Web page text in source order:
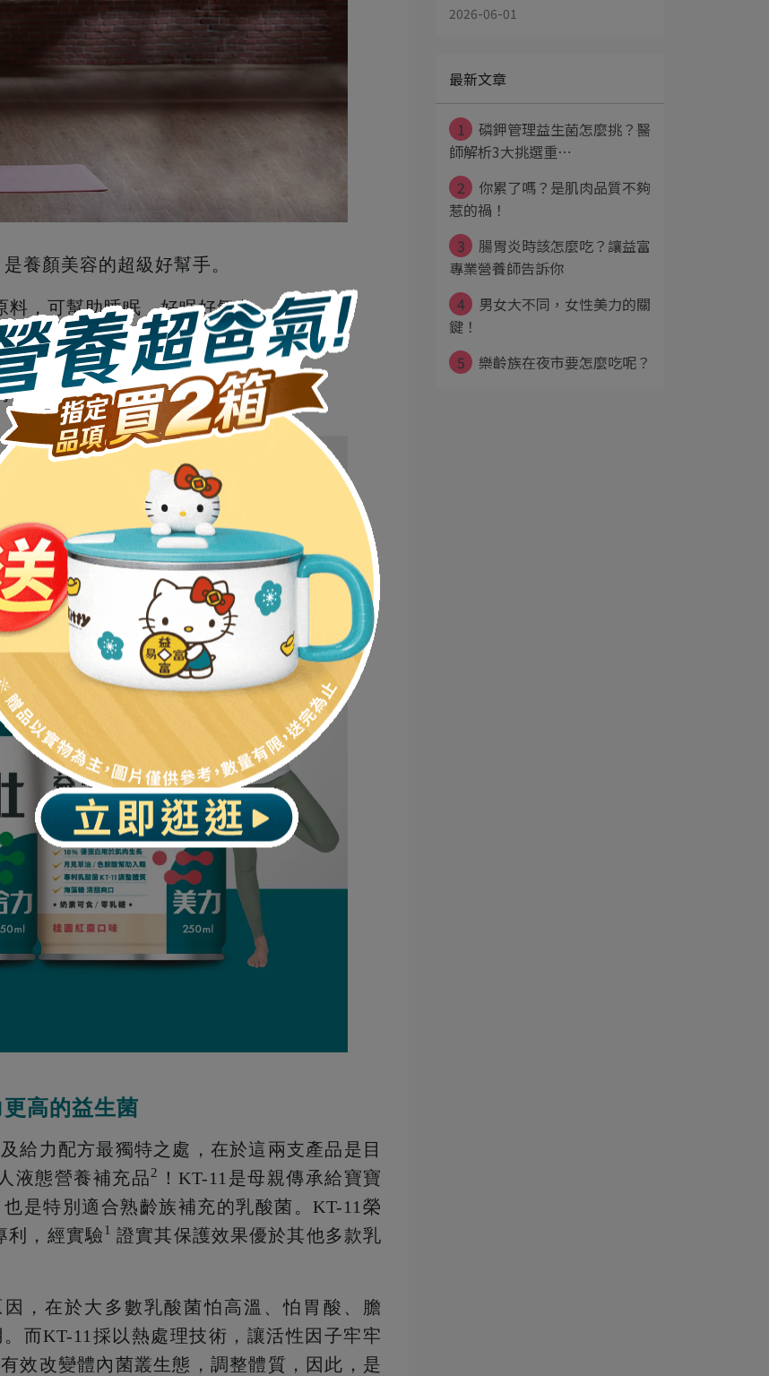
養顏美容的超級好幫手。
，可幫助睡眠，好眠好氣色。
活品質。
好，以桂圓紅棗獨家口味溫潤滋補。
高的益生菌
給力配方最獨特之處，在於這兩支產品是目
液態營養補充品2
！KT-11是母親傳承給寶寶
是特別適合熟齡族補充的乳酸菌。KT-11榮
利，經實驗1證實其保護效果優於其他多款乳
，在於大多數乳酸菌怕高溫、怕胃酸、膽
而KT-11採以熱處理技術，讓活性因子牢牢
效改變體內菌叢生態，調整體質，因此，是
2026-06-01
最新文章
1
磷鉀管理益生菌怎麼挑？醫
師解析3大挑選重⋯
2
你累了嗎？是肌肉品質不夠
惹的禍！
3
腸胃炎時該怎麼吃？讓益富
專業營養師告訴你
4
男女大不同，女性美力的關
鍵！
5
樂齡族在夜市要怎麼吃呢？